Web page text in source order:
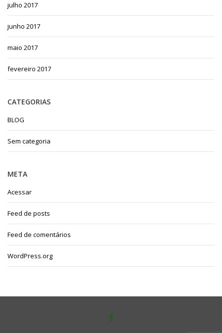
julho 2017
junho 2017
maio 2017
fevereiro 2017
CATEGORIAS
BLOG
Sem categoria
META
Acessar
Feed de posts
Feed de comentários
WordPress.org